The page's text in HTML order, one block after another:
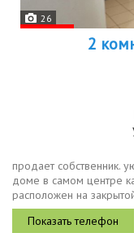
26
2
продает собственник.
доме в самом центре
расположен на
свободное
очень...